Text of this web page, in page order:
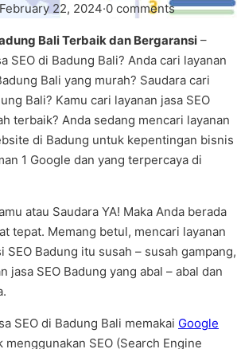
February 22, 2024·0 comments
Bali Terbaik dan Bergaransi –
SEO di Badung Bali? Anda cari layanan
Bali yang murah? Saudara cari
Bali? Kamu cari layanan jasa SEO
terbaik? Anda sedang mencari layanan
di Badung untuk kepentingan bisnis
1 Google dan yang terpercaya di
atau Saudara YA! Maka Anda berada
tepat. Memang betul, mencari layanan
SEO Badung itu susah – susah gampang,
jasa SEO Badung yang abal – abal dan
SEO di Badung Bali memakai Google
menggunakan SEO (Search Engine